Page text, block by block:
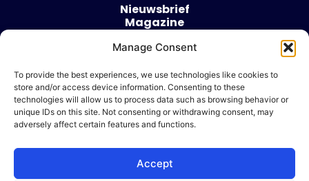
Manage Consent
To provide the best experiences, we use technologies like cookies to
store and/or access device information. Consenting to these
technologies will allow us to process data such as browsing behavior or
unique IDs on this site. Not consenting or withdrawing consent, may
adversely affect certain features and functions.
Accept
Nieuwsbrief
Magazine
Over
Algemene voorwaarden
Cookie beleid
Ik wil adverteren